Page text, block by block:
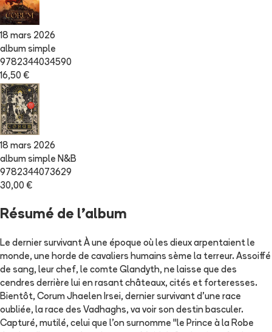
18 mars 2026
album simple
9782344034590
16,50 €
18 mars 2026
album simple N&B
9782344073629
30,00 €
Résumé de l'album
Le dernier survivant À une époque où les dieux arpentaient le
monde, une horde de cavaliers humains sème la terreur. Assoiffé
de sang, leur chef, le comte Glandyth, ne laisse que des
cendres derrière lui en rasant châteaux, cités et forteresses.
Bientôt, Corum Jhaelen Irsei, dernier survivant d’une race
oubliée, la race des Vadhaghs, va voir son destin basculer.
Capturé, mutilé, celui que l’on surnomme "le Prince à la Robe